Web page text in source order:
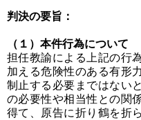
判決の要旨：
（１）本件行為について
担任教諭による上記の行
加える危険性のある有形
制止する必要まではない
の必要性や相当性との関
得て、原告に折り鶴を折